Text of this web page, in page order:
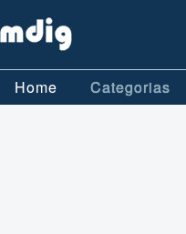
Home Categorias